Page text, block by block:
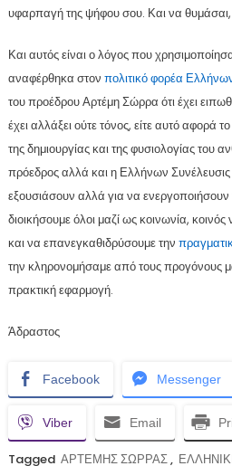
υφαρπαγή της ψήφου σου. Και να
Και αυτός είναι ο λόγος που
αναφέρθηκα στον πολιτικό φορέα
του προέδρου Αρτέμη Σώρρα ότι έχει
έχει αλλάξει ούτε τόνος, είτε αυτό αφορά
της δημιουργίας και της φυσιολογίας του
πρόεδρος αλλά και η Ελλήνων
εξουσιάσουν αλλά για να
διοικήσουμε όλοι μαζί ως κοινωνία,
και να επανεγκαθιδρύσουμε την
την κληρονομήσαμε από τους προγόνους
πρακτική εφαρμογή.
Άδραστος
Facebook Messenger
Viber Email
Tagged ΑΡΤΕΜΗΣ ΣΩΡΡΑΣ,